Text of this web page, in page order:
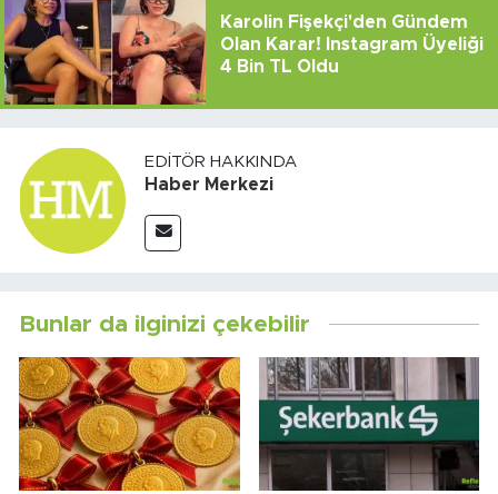
Karolin Fişekçi'den Gündem
Olan Karar! Instagram Üyeliği
4 Bin TL Oldu
EDITÖR HAKKINDA
Haber Merkezi
Bunlar da ilginizi çekebilir